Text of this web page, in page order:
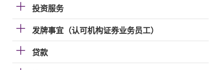
投资服务
发牌事宜（认可机构证券业务员工）
贷款